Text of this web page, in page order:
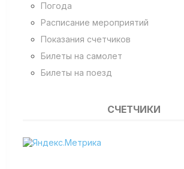
Погода
Расписание мероприятий
Показания счетчиков
Билеты на самолет
Билеты на поезд
СЧЕТЧИКИ